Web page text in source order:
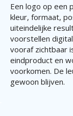
Een logo op een
kleur, formaat,
uiteindelijke
voorstellen
vooraf zichtbaar
eindproduct en
voorkomen. De
gewoon blijven.